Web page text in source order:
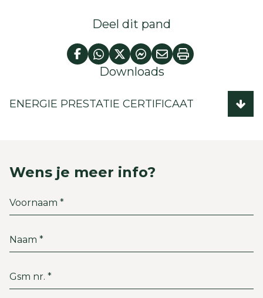
Deel dit pand
Downloads
ENERGIE PRESTATIE CERTIFICAAT
Wens je meer info?